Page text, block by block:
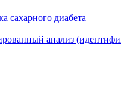
сахарного диабета
анализ